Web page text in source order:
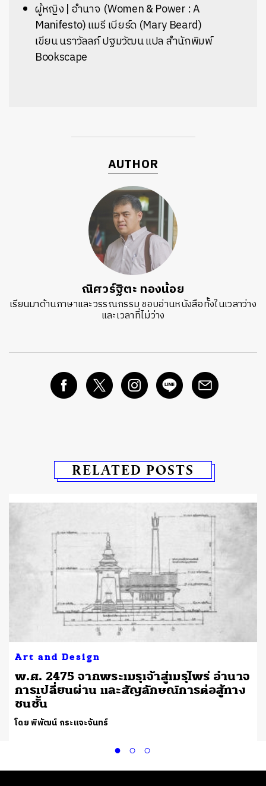
ผู้หญิง | อำนาจ (Women & Power : A
Manifesto)แมรี เบียร์ด (Mary Beard)
เขียนนราวัลลภ์ ปฐมวัฒน แปลสำนักพิมพ์
Bookscape
AUTHOR
ณิศวร์ฐิตะ ทองน้อย
เรียนมาด้านภาษาและวรรณกรรม ชอบอ่านหนังสือทั้งในเวลาว่าง
และเวลาที่ไม่ว่าง
RELATED POSTS
Art and Design
พ.ศ. 2475 จากพระเมรุเจ้าสู่เมรุไพร่ อำนาจ
การเปลี่ยนผ่าน และสัญลักษณ์การต่อสู้ทาง
ชนชั้น
โดย พิพัฒน์ กระแจะจันทร์